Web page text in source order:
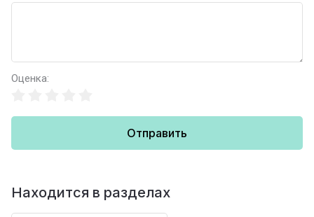
Оценка:
Отправить
Находится в разделах